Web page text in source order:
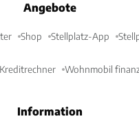
Angebote
Shop Stellplatz-App
Wohnmobil
Information